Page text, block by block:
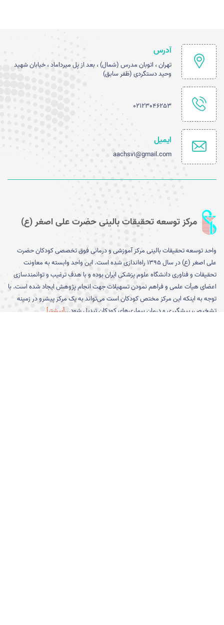
آدرس
تهران ، اتوبان مدرس (شمال) ، بعد از پل میرداماد ، خیابان شهید
وحید دستگردی (ظفر سابق)
02123046253
ایمیل
aachsv1@gmail.com
مرکز توسعه تحقیقات بالینی حضرت علی اصغر (ع)
واحد توسعه تحقیقات بالینی مرکز آموزشی و درمانی فوق تخصصی کودکان حضرت
علی اصغر (ع) در سال ۱۳۹۵ را­ه‌­اندازی شده است. این واحد وابسته به معاونت
تحقیقات و فناوری دانشگاه علوم پزشکی ایران بوده و با هدف ترغیب و توانمندسازی
اعضای هیأت علمی و فراهم نمودن تسهیلات جهت انجام پژوهش ایجاد شده است. با
توجه به اینکه این مرکز مختص کودکان است می­‌تواند به یک مرکز پیشرو در زمینه
تشخیص، پیشگیری و درمان بیماری­‌های کودکان تبدیل شود...[بیشتر]